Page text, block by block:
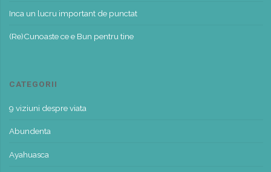
Inca un lucru important de punctat
(Re)Cunoaste ce e Bun pentru tine
CATEGORII
9 viziuni despre viata
Abundenta
Ayahuasca